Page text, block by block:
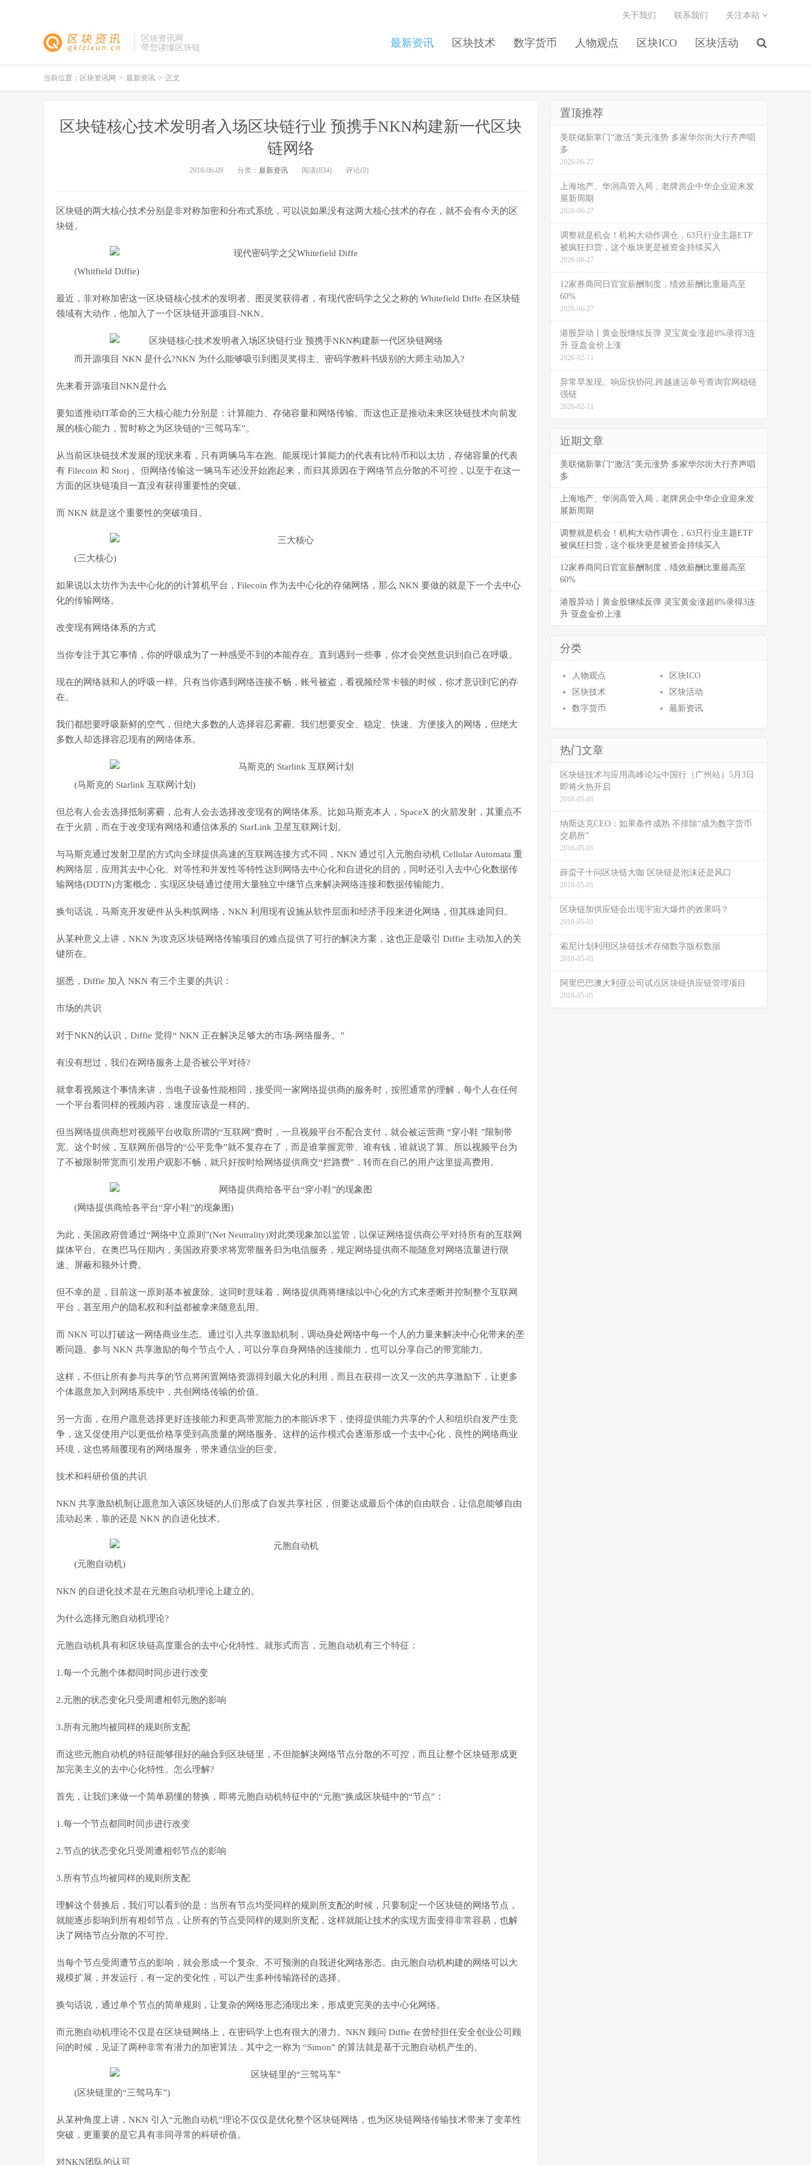
区块资讯网
带您读懂区块链
最新资讯 区块技术 数字货币 人物观点 区块ICO 区块活动
关于我们 联系我们 关注本站
当前位置： 区块资讯网 > 最新资讯 > 正文
区块链核心技术发明者入场区块链行业 预携手NKN构建新一代区块
链网络
2018-06-09 分类： 最新资讯 阅读(834) 评论(0)
区块链的两大核心技术分别是非对称加密和分布式系统，可以说如果没有这两大核心技术的存在，就不会有今天的区
块链。
(Whitfield Diffie)
最近，非对称加密这一区块链核心技术的发明者、图灵奖获得者，有现代密码学之父之称的 Whitefield Diffe 在区块链
领域有大动作，他加入了一个区块链开源项目-NKN。
而开源项目 NKN 是什么?NKN 为什么能够吸引到图灵奖得主、密码学教科书级别的大师主动加入?
先来看开源项目NKN是什么
要知道推动IT革命的三大核心能力分别是：计算能力、存储容量和网络传输。而这也正是推动未来区块链技术向前发
展的核心能力，暂时称之为区块链的“三驾马车”。
从当前区块链技术发展的现状来看，只有两辆马车在跑。能展现计算能力的代表有比特币和以太坊，存储容量的代表
有 Filecoin 和 Storj 。但网络传输这一辆马车还没开始跑起来，而归其原因在于网络节点分散的不可控，以至于在这一
方面的区块链项目一直没有获得重要性的突破。
而 NKN 就是这个重要性的突破项目。
(三大核心)
如果说以太坊作为去中心化的的计算机平台，Filecoin 作为去中心化的存储网络，那么 NKN 要做的就是下一个去中心
化的传输网络。
改变现有网络体系的方式
当你专注于其它事情，你的呼吸成为了一种感受不到的本能存在。直到遇到一些事，你才会突然意识到自己在呼吸。
现在的网络就和人的呼吸一样。只有当你遇到网络连接不畅，账号被盗，看视频经常卡顿的时候，你才意识到它的存
在。
我们都想要呼吸新鲜的空气，但绝大多数的人选择容忍雾霾。我们想要安全、稳定、快速、方便接入的网络，但绝大
多数人却选择容忍现有的网络体系。
(马斯克的 Starlink 互联网计划)
但总有人会去选择抵制雾霾，总有人会去选择改变现有的网络体系。比如马斯克本人，SpaceX 的火箭发射，其重点不
在于火箭，而在于改变现有网络和通信体系的 StarLink 卫星互联网计划。
与马斯克通过发射卫星的方式向全球提供高速的互联网连接方式不同，NKN 通过引入元胞自动机 Cellular Automata 重
构网络层，应用其去中心化、对等性和并发性等特性达到网络去中心化和自进化的目的，同时还引入去中心化数据传
输网络(DDTN)方案概念，实现区块链通过使用大量独立中继节点来解决网络连接和数据传输能力。
换句话说，马斯克开发硬件从头构筑网络，NKN 利用现有设施从软件层面和经济手段来进化网络，但其殊途同归。
从某种意义上讲，NKN 为攻克区块链网络传输项目的难点提供了可行的解决方案，这也正是吸引 Diffie 主动加入的关
键所在。
据悉，Diffie 加入 NKN 有三个主要的共识：
市场的共识
对于NKN的认识，Diffie 觉得“ NKN 正在解决足够大的市场-网络服务。”
有没有想过，我们在网络服务上是否被公平对待?
就拿看视频这个事情来讲，当电子设备性能相同，接受同一家网络提供商的服务时，按照通常的理解，每个人在任何
一个平台看同样的视频内容，速度应该是一样的。
但当网络提供商想对视频平台收取所谓的“互联网”费时，一旦视频平台不配合支付，就会被运营商 “穿小鞋 ”限制带
宽。这个时候，互联网所倡导的“公平竞争”就不复存在了，而是谁掌握宽带、谁有钱，谁就说了算。所以视频平台为
了不被限制带宽而引发用户观影不畅，就只好按时给网络提供商交“拦路费”，转而在自己的用户这里提高费用。
(网络提供商给各平台“穿小鞋”的现象图)
为此，美国政府曾通过“网络中立原则”(Net Neutrality)对此类现象加以监管，以保证网络提供商公平对待所有的互联网
媒体平台。在奥巴马任期内，美国政府要求将宽带服务归为电信服务，规定网络提供商不能随意对网络流量进行限
速、屏蔽和额外计费。
但不幸的是，目前这一原则基本被废除。这同时意味着，网络提供商将继续以中心化的方式来垄断并控制整个互联网
平台，甚至用户的隐私权和利益都被拿来随意乱用。
而 NKN 可以打破这一网络商业生态。通过引入共享激励机制，调动身处网络中每一个人的力量来解决中心化带来的垄
断问题。参与 NKN 共享激励的每个节点个人，可以分享自身网络的连接能力，也可以分享自己的带宽能力。
这样，不但让所有参与共享的节点将闲置网络资源得到最大化的利用，而且在获得一次又一次的共享激励下，让更多
个体愿意加入到网络系统中，共创网络传输的价值。
另一方面，在用户愿意选择更好连接能力和更高带宽能力的本能诉求下，使得提供能力共享的个人和组织自发产生竞
争，这又促使用户以更低价格享受到高质量的网络服务。这样的运作模式会逐渐形成一个去中心化，良性的网络商业
环境，这也将颠覆现有的网络服务，带来通信业的巨变。
技术和科研价值的共识
NKN 共享激励机制让愿意加入该区块链的人们形成了自发共享社区，但要达成最后个体的自由联合，让信息能够自由
流动起来，靠的还是 NKN 的自进化技术。
(元胞自动机)
NKN 的自进化技术是在元胞自动机理论上建立的。
为什么选择元胞自动机理论?
元胞自动机具有和区块链高度重合的去中心化特性。就形式而言，元胞自动机有三个特征：
1.每一个元胞个体都同时同步进行改变
2.元胞的状态变化只受周遭相邻元胞的影响
3.所有元胞均被同样的规则所支配
而这些元胞自动机的特征能够很好的融合到区块链里，不但能解决网络节点分散的不可控，而且让整个区块链形成更
加完美主义的去中心化特性。怎么理解?
首先，让我们来做一个简单易懂的替换，即将元胞自动机特征中的“元胞”换成区块链中的“节点”：
1.每一个节点都同时同步进行改变
2.节点的状态变化只受周遭相邻节点的影响
3.所有节点均被同样的规则所支配
理解这个替换后，我们可以看到的是：当所有节点均受同样的规则所支配的时候，只要制定一个区块链的网络节点，
就能逐步影响到所有相邻节点，让所有的节点受同样的规则所支配，这样就能让技术的实现方面变得非常容易，也解
决了网络节点分散的不可控。
当每个节点受周遭节点的影响，就会形成一个复杂、不可预测的自我进化网络形态。由元胞自动机构建的网络可以大
规模扩展，并发运行，有一定的变化性，可以产生多种传输路径的选择。
换句话说，通过单个节点的简单规则，让复杂的网络形态涌现出来，形成更完美的去中心化网络。
而元胞自动机理论不仅是在区块链网络上，在密码学上也有很大的潜力。NKN 顾问 Diffie 在曾经担任安全创业公司顾
问的时候，见证了两种非常有潜力的加密算法，其中之一称为 “Simon” 的算法就是基于元胞自动机产生的。
(区块链里的“三驾马车”)
从某种角度上讲，NKN 引入“元胞自动机”理论不仅仅是优化整个区块链网络，也为区块链网络传输技术带来了变革性
突破，更重要的是它具有非同寻常的科研价值。
对NKN团队的认可
置顶推荐
美联储新掌门“激活”美元涨势 多家华尔街大行齐声唱
多
2026-06-27
上海地产、华润高管入局，老牌房企中华企业迎来发
展新周期
2026-06-27
调整就是机会！机构大动作调仓，63只行业主题ETF
被疯狂扫货，这个板块更是被资金持续买入
2026-06-27
12家券商同日官宣薪酬制度，绩效薪酬比重最高至
60%
2026-06-27
港股异动丨黄金股继续反弹 灵宝黄金涨超8%录得3连
升 亚盘金价上涨
2026-02-11
异常早发现、响应快协同,跨越速运单号查询官网稳链
强链
2026-02-11
近期文章
美联储新掌门“激活”美元涨势 多家华尔街大行齐声唱
多
上海地产、华润高管入局，老牌房企中华企业迎来发
展新周期
调整就是机会！机构大动作调仓，63只行业主题ETF
被疯狂扫货，这个板块更是被资金持续买入
12家券商同日官宣薪酬制度，绩效薪酬比重最高至
60%
港股异动丨黄金股继续反弹 灵宝黄金涨超8%录得3连
升 亚盘金价上涨
分类
人物观点
区块ICO
区块技术
区块活动
数字货币
最新资讯
热门文章
区块链技术与应用高峰论坛中国行（广州站）5月3日
即将火热开启
2018-05-01
纳斯达克CEO：如果条件成熟 不排除“成为数字货币
交易所”
2018-05-01
薛蛮子十问区块链大咖 区块链是泡沫还是风口
2018-05-01
区块链加供应链会出现宇宙大爆炸的效果吗？
2018-05-01
索尼计划利用区块链技术存储数字版权数据
2018-05-01
阿里巴巴澳大利亚公司试点区块链供应链管理项目
2018-05-01